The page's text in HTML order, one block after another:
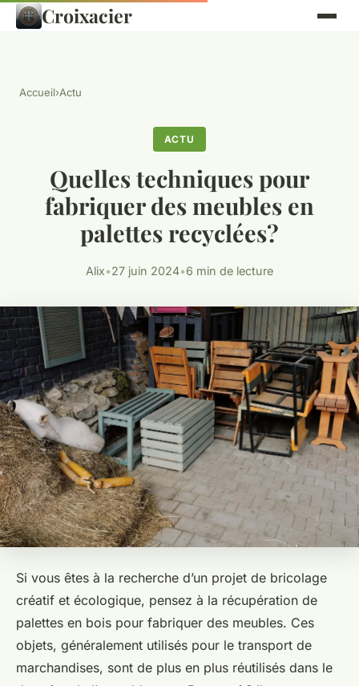
Croixacier
Accueil›Actu
ACTU
Quelles techniques pour
fabriquer des meubles en
palettes recyclées?
Alix•27 juin 2024•6 min de lecture
Si vous êtes à la recherche d’un projet de bricolage
créatif et écologique, pensez à la récupération de
palettes en bois pour fabriquer des meubles. Ces
objets, généralement utilisés pour le transport de
marchandises, sont de plus en plus réutilisés dans le